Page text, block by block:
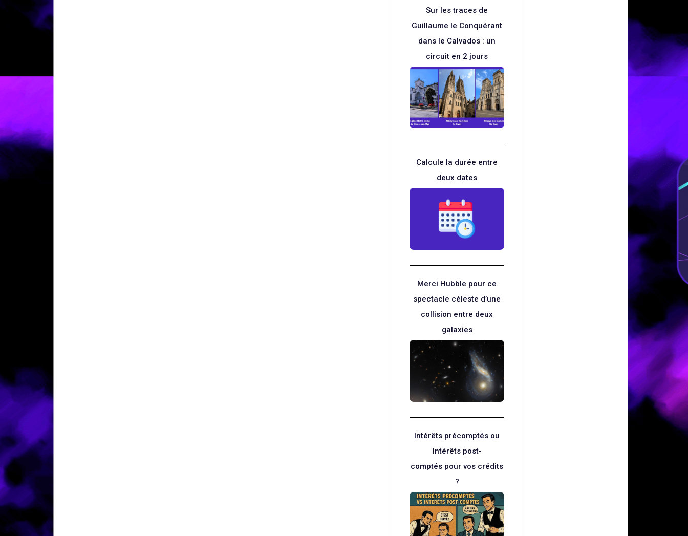
Sur les traces de
Guillaume le Conquérant
dans le Calvados : un
circuit en 2 jours
Calcule la durée entre
deux dates
Merci Hubble pour ce
spectacle céleste d’une
collision entre deux
galaxies
Intérêts précomptés ou
Intérêts post-
comptés pour vos crédits
?